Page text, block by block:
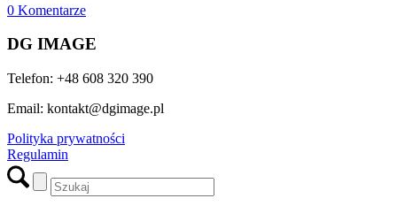
0 Komentarze
DG IMAGE
Telefon: +48 608 320 390
Email: kontakt@dgimage.pl
Polityka prywatności
Regulamin